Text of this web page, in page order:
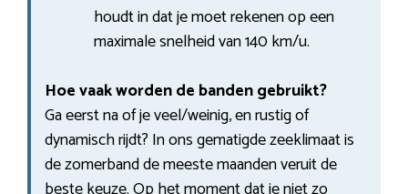
houdt in dat je moet rekenen op een
maximale snelheid van 140 km/u.
Hoe vaak worden de banden gebruikt?
Ga eerst na of je veel/weinig, en rustig of
dynamisch rijdt? In ons gematigde zeeklimaat is
de zomerband de meeste maanden veruit de